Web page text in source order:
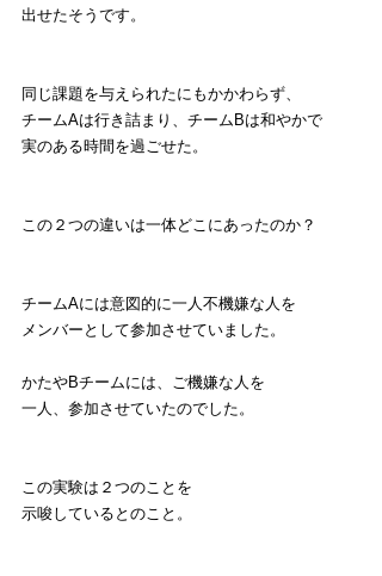
出せたそうです。
同じ課題を与えられたにもかかわらず、
チームAは行き詰まり、チームBは和やかで
実のある時間を過ごせた。
この２つの違いは一体どこにあったのか？
チームAには意図的に一人不機嫌な人を
メンバーとして参加させていました。
かたやBチームには、ご機嫌な人を
一人、参加させていたのでした。
この実験は２つのことを
示唆しているとのこと。